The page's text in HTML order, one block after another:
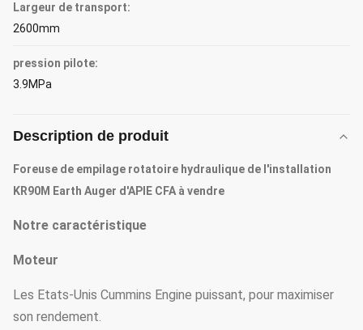
Largeur de transport:
2600mm
pression pilote:
3.9MPa
Description de produit
Foreuse de empilage rotatoire hydraulique de l'installation
KR90M Earth Auger d'APIE CFA à vendre
Notre caractéristique
Moteur
Les Etats-Unis Cummins Engine puissant, pour maximiser
son rendement.